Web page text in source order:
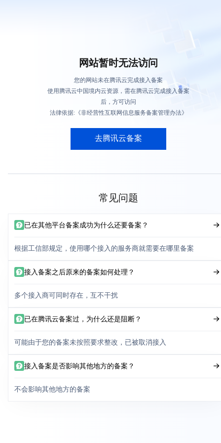
网站暂时无法访问
您的网站未在腾讯云完成接入备案
使用腾讯云中国境内云资源，需在腾讯云完成接入备案
后，方可访问
法律依据:《非经营性互联网信息服务备案管理办法》
去腾讯云备案
常见问题
已在其他平台备案成功为什么还要备案？
根据工信部规定，使用哪个接入的服务商就需要在哪里备案
接入备案之后原来的备案如何处理？
多个接入商可同时存在，互不干扰
已在腾讯云备案过，为什么还是阻断？
可能由于您的备案未按照要求整改，已被取消接入
接入备案是否影响其他地方的备案？
不会影响其他地方的备案